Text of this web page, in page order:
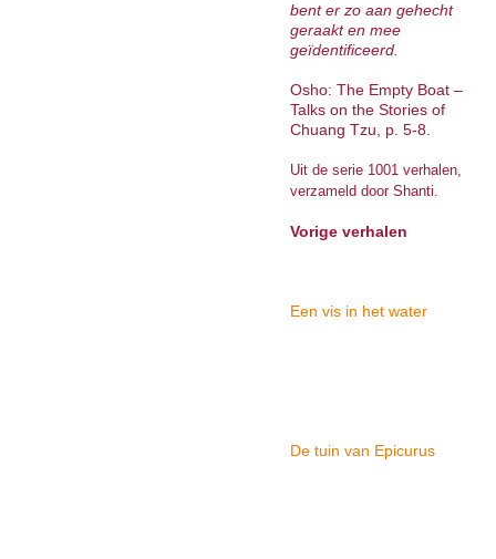
bent er zo aan gehecht
geraakt en mee
geïdentificeerd.
Osho: The Empty Boat –
Talks on the Stories of
Chuang Tzu, p. 5-8.
Uit de serie 1001 verhalen,
verzameld door Shanti.
Vorige verhalen
Een vis in het water
De tuin van Epicurus